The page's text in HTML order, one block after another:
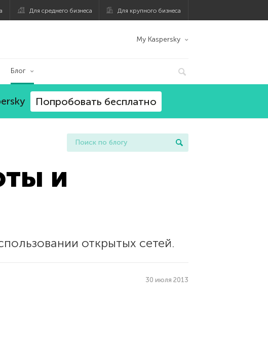
Для среднего бизнеса Для крупного бизнеса
My Kaspersky
Блог
Попробовать бесплатно
и
открытых сетей.
30 июля 2013